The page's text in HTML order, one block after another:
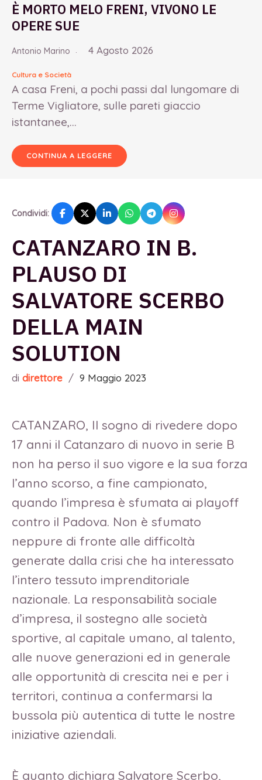
È MORTO MELO FRENI, VIVONO LE
OPERE SUE
Antonio Marino 4 Agosto 2026
Cultura e Società
A casa Freni, a pochi passi dal lungomare di
Terme Vigliatore, sulle pareti giaccio
istantanee,...
CONTINUA A LEGGERE
Condividi:
CATANZARO IN B.
PLAUSO DI
SALVATORE SCERBO
DELLA MAIN
SOLUTION
di direttore / 9 Maggio 2023
CATANZARO, Il sogno di rivedere dopo
17 anni il Catanzaro di nuovo in serie B
non ha perso il suo vigore e la sua forza
l’anno scorso, a fine campionato,
quando l’impresa è sfumata ai playoff
contro il Padova. Non è sfumato
neppure di fronte alle difficoltà
generate dalla crisi che ha interessato
l’intero tessuto imprenditoriale
nazionale. La responsabilità sociale
d’impresa, il sostegno alle società
sportive, al capitale umano, al talento,
alle nuove generazioni ed in generale
alle opportunità di crescita nei e per i
territori, continua a confermarsi la
bussola più autentica di tutte le nostre
iniziative aziendali.
È quanto dichiara Salvatore Scerbo,